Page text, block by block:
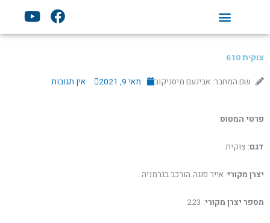
F
a
c
o
Y
o
u
צוקית 610
שם המחבר: אבינעם מיסניקוב מאי 9, 2021 אין תגובות
פרטי המטוס:
דגם: צוקית
יצרן מקורי: אייר פוגה.הורכב בגרמניה
מספר יצרן מקורי: 223